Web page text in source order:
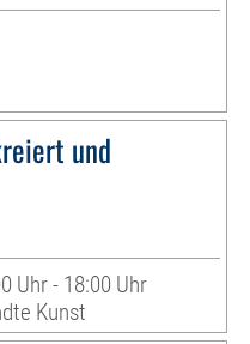
und
Uhr - 18:00 Uhr
Kunst